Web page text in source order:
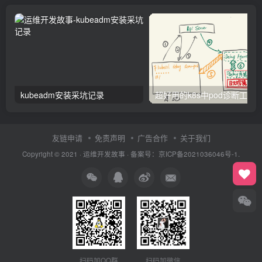
kubeadm安装采坑记录
友链申请 免责声明 广告合作 关于我们
Copyright © 2021 · 运维开发故事 · 备案号：京ICP备2021036046号-1.
扫码加QQ群 扫码加微信